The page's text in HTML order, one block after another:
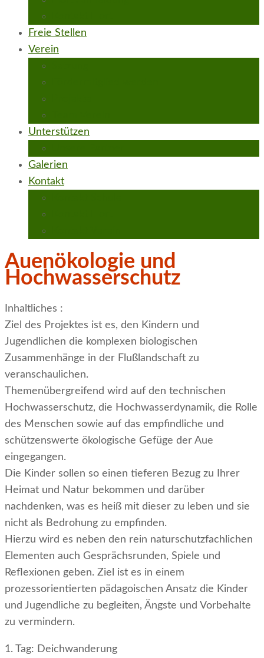
Freie Stellen
Verein
Unterstützen
Galerien
Kontakt
Auenökologie und
Hochwasserschutz
Inhaltliches :
Ziel des Projektes ist es, den Kindern und
Jugendlichen die komplexen biologischen
Zusammenhänge in der Flußlandschaft zu
veranschaulichen.
Themenübergreifend wird auf den technischen
Hochwasserschutz, die Hochwasserdynamik, die Rolle
des Menschen sowie auf das empfindliche und
schützenswerte ökologische Gefüge der Aue
eingegangen.
Die Kinder sollen so einen tieferen Bezug zu Ihrer
Heimat und Natur bekommen und darüber
nachdenken, was es heiß mit dieser zu leben und sie
nicht als Bedrohung zu empfinden.
Hierzu wird es neben den rein naturschutzfachlichen
Elementen auch Gesprächsrunden, Spiele und
Reflexionen geben. Ziel ist es in einem
prozessorientierten pädagoischen Ansatz die Kinder
und Jugendliche zu begleiten, Ängste und Vorbehalte
zu vermindern.
1. Tag: Deichwanderung